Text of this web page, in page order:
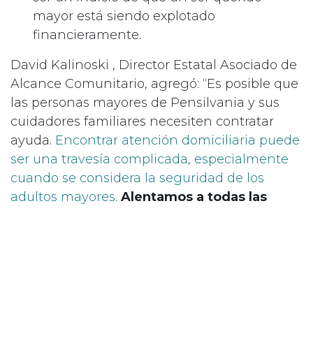
mayor está siendo explotado
financieramente.
David Kalinoski , Director Estatal Asociado de
Alcance Comunitario, agregó: “Es posible que
las personas mayores de Pensilvania y sus
cuidadores familiares necesiten contratar
ayuda. Encontrar atención domiciliaria puede
ser una travesía complicada, especialmente
cuando se considera la seguridad de los
adultos mayores. Alentamos a todas las